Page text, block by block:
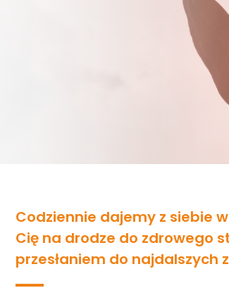
Codziennie dajemy z siebie
Cię na drodze do zdrowego
przesłaniem do najdalszych